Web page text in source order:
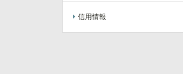
信用情報